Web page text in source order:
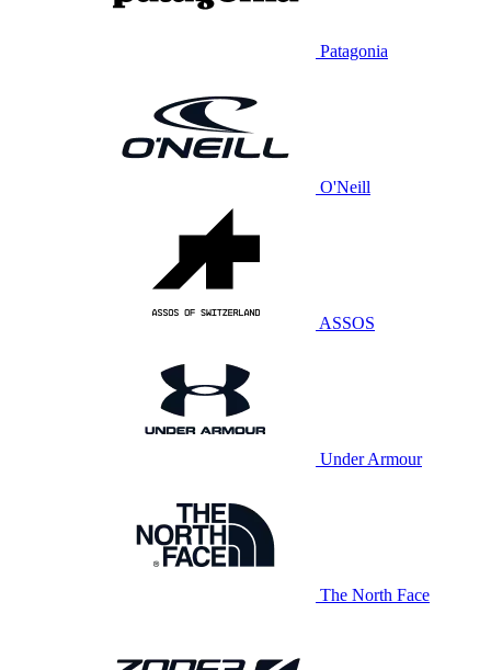
Patagonia
O'Neill
ASSOS
Under Armour
The North Face